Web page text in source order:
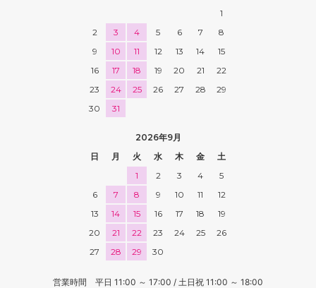
1
2
3 4 5 6 7
8
9
10 11 12 13 14
15
16
17 18 19 20 21
22
23
24 25 26 27 28
29
30
31
2026年9月
日
月 火 水 木 金
土
1
2 3 4
5
6
7 8 9 10 11
12
13
14 15 16 17 18
19
20
21 22 23 24 25
26
27
28 29 30
営業時間 平日 11:00 ～ 17:00 / 土日祝 11:00 ～ 18:00